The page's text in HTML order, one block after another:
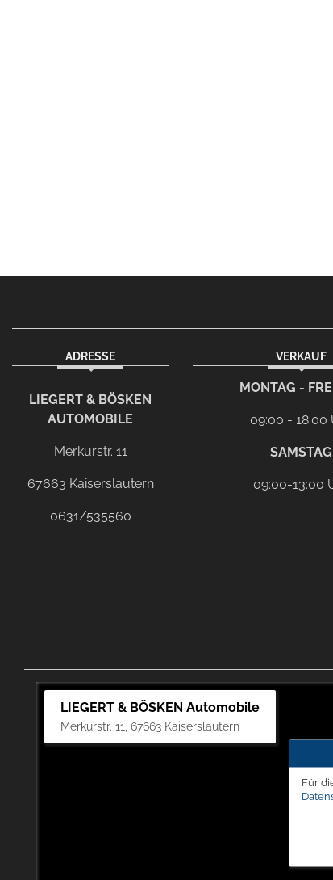
ADRESSE
LIEGERT & BÖSKEN
AUTOMOBILE
Merkurstr. 11
67663 Kaiserslautern
0631/535560
VERKAUF
MONTAG -
09:00 - 18:00
SAMSTAG
09:00-13:00
Dieser Link führt
LIEGERT & BÖSKEN Automobile
Merkurstr. 11, 67663 Kaiserslautern
Für